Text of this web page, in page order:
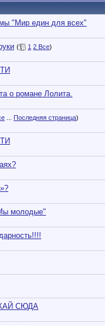
"Мир един для всех"
( 1 2 Все)
о романе Лолита.
Последняя страница)
молодые"
СЮДА